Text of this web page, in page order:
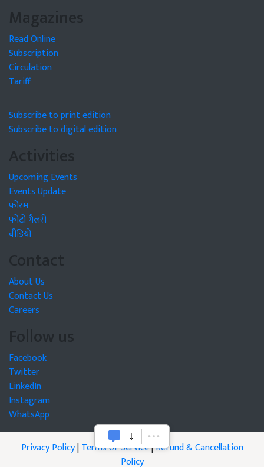
Magazines
Read Online
Subscription
Circulation
Tariff
Subscribe to print edition
Subscribe to digital edition
Activities
Upcoming Events
Events Update
फोरम
फोटो गैलरी
वीडियो
Contact
About Us
Contact Us
Careers
Follow us
Facebook
Twitter
LinkedIn
Instagram
WhatsApp
Privacy Policy|Terms of Service|Refund & Cancellation
Policy